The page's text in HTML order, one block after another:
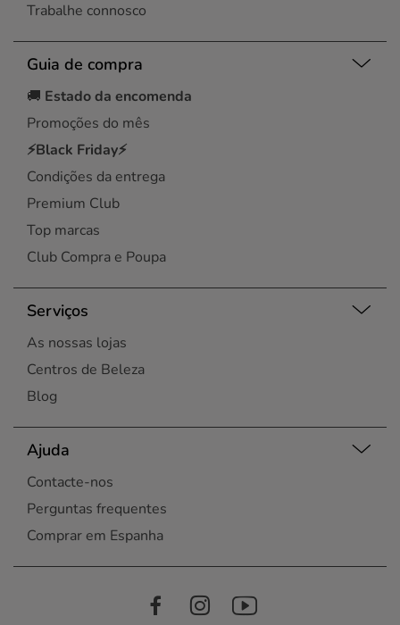
Trabalhe connosco
Guia de compra
🚚 Estado da encomenda
Promoções do mês
⚡Black Friday⚡
Condições da entrega
Premium Club
Top marcas
Club Compra e Poupa
Serviços
As nossas lojas
Centros de Beleza
Blog
Ajuda
Contacte-nos
Perguntas frequentes
Comprar em Espanha